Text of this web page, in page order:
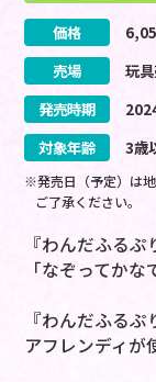
価格
売場
玩
発売時期
対象年齢
3歳
※発売日（予定）は
ご了承ください。
『わんだふるぷ
「なぞってか
『わんだふる
アフレンディが